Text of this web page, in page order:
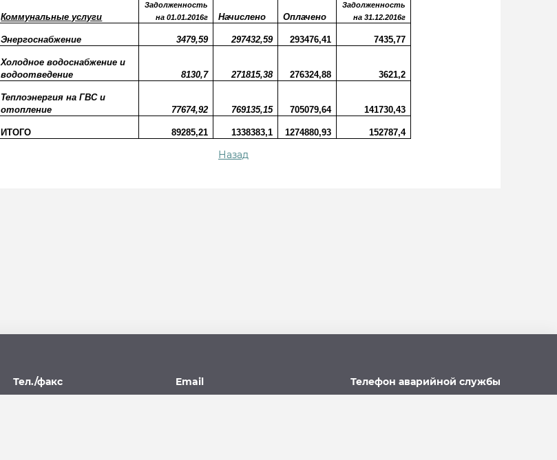
Коммунальные услуги
Задолженность
на 01.01.2016г
Начислено Оплачено
Задолженность
на 31.12.2016г
Энергоснабжение 3479,59 297432,59 293476,41 7435,77
Холодное водоснабжение и
водоотведение
8130,7 271815,38 276324,88 3621,2
Теплоэнергия на ГВС и
отопление
77674,92 769135,15 705079,64 141730,43
ИТОГО 89285,21 1338383,1 1274880,93 152787,4
Назад
Тел./факс
Email
Телефон аварийной службы